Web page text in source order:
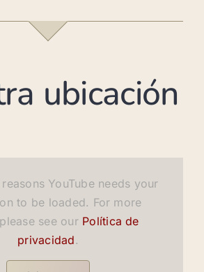
ubicación
YouTube needs your
to be loaded. For more
see our Política de
privacidad.